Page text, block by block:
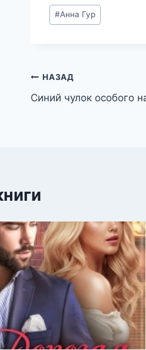
Метки
записи:
#Анна Гур
Навигация
по
НАЗАД
Синий чулок особого